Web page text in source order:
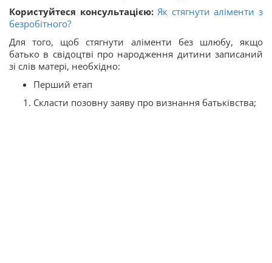
Користуйтеся консультацією: Як стягнути аліменти з
безробітного?
Для того, щоб стягнути аліменти без шлюбу, якщо
батько в свідоцтві про народження дитини записаний
зі слів матері, необхідно:
Перший етап
Скласти позовну заяву про визнання батьківства;